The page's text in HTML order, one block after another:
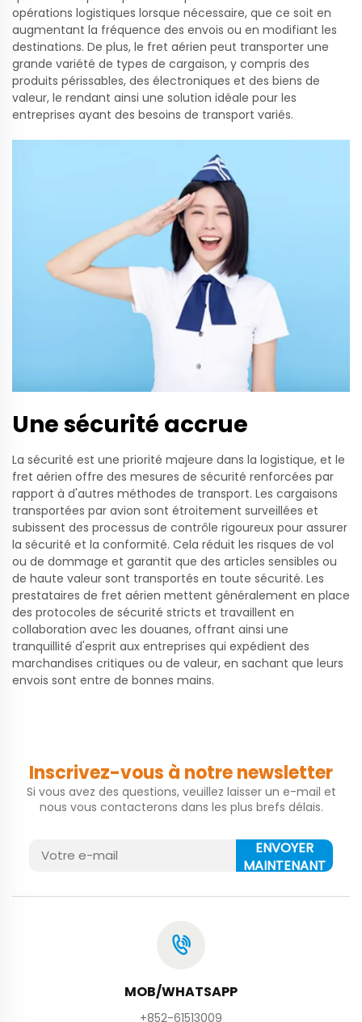
opérations logistiques lorsque nécessaire, que ce soit en
augmentant la fréquence des envois ou en modifiant les
destinations. De plus, le fret aérien peut transporter une
grande variété de types de cargaison, y compris des
produits périssables, des électroniques et des biens de
valeur, le rendant ainsi une solution idéale pour les
entreprises ayant des besoins de transport variés.
Une sécurité accrue
La sécurité est une priorité majeure dans la logistique, et le
fret aérien offre des mesures de sécurité renforcées par
rapport à d'autres méthodes de transport. Les cargaisons
transportées par avion sont étroitement surveillées et
subissent des processus de contrôle rigoureux pour assurer
la sécurité et la conformité. Cela réduit les risques de vol
ou de dommage et garantit que des articles sensibles ou
de haute valeur sont transportés en toute sécurité. Les
prestataires de fret aérien mettent généralement en place
des protocoles de sécurité stricts et travaillent en
collaboration avec les douanes, offrant ainsi une
tranquillité d'esprit aux entreprises qui expédient des
marchandises critiques ou de valeur, en sachant que leurs
envois sont entre de bonnes mains.
Inscrivez-vous à notre newsletter
Si vous avez des questions, veuillez laisser un e-mail et
nous vous contacterons dans les plus brefs délais.
ENVOYER
MAINTENANT
MOB/WHATSAPP
+852-61513009